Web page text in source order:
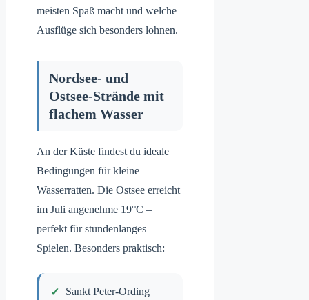
meisten Spaß macht und welche
Ausflüge sich besonders lohnen.
Nordsee- und
Ostsee-Strände mit
flachem Wasser
An der Küste findest du ideale
Bedingungen für kleine
Wasserratten. Die Ostsee erreicht
im Juli angenehme 19°C –
perfekt für stundenlanges
Spielen. Besonders praktisch:
Sankt Peter-Ording